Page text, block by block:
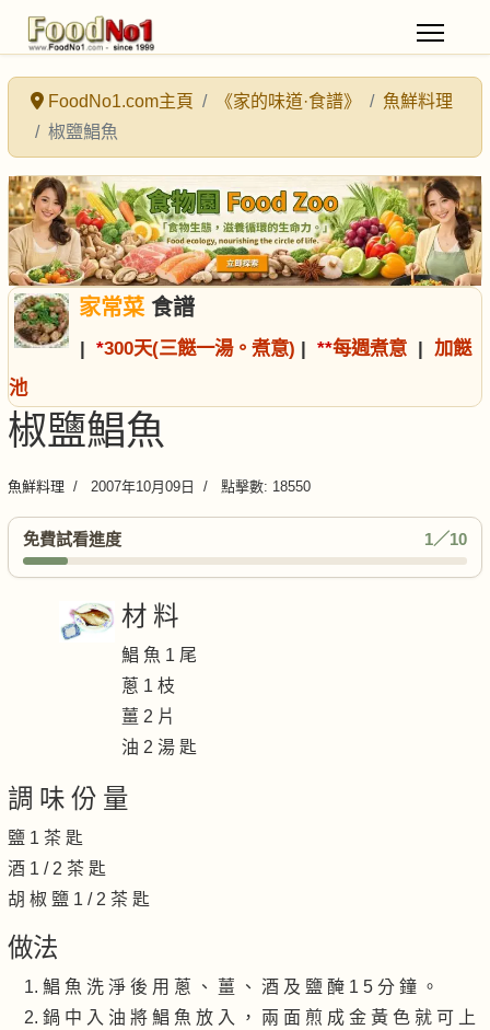
FoodNo1.com主頁 《家的味道·食譜》
魚鮮料理
椒鹽鯧魚
家常菜食譜
| *300天(三餸一湯。煮意) | **每週煮意 | 加餸
池
椒鹽鯧魚
魚鮮料理 2007年10月09日 點擊數: 18550
免費試看進度 1／10
材 料
鯧 魚 1 尾
蔥 1 枝
薑 2 片
油 2 湯 匙
調 味 份 量
鹽 1 茶 匙
酒 1 / 2 茶 匙
胡 椒 鹽 1 / 2 茶 匙
做法
鯧 魚 洗 淨 後 用 蔥 、 薑 、 酒 及 鹽 醃 1 5 分 鐘 。
鍋 中 入 油 將 鯧 魚 放 入 ， 兩 面 煎 成 金 黃 色 就 可 上